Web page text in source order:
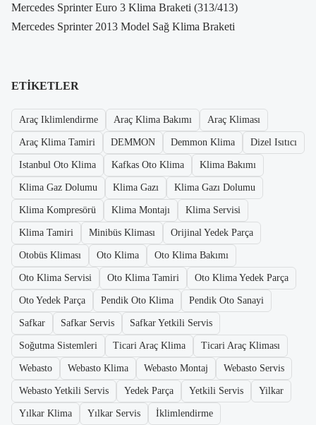
Mercedes Sprinter Euro 3 Klima Braketi (313/413)
Mercedes Sprinter 2013 Model Sağ Klima Braketi
ETIKETLER
Araç Iklimlendirme Araç Klima Bakımı Araç Kliması
Araç Klima Tamiri DEMMON Demmon Klima Dizel Isıtıcı
Istanbul Oto Klima Kafkas Oto Klima Klima Bakımı
Klima Gaz Dolumu Klima Gazı Klima Gazı Dolumu
Klima Kompresörü Klima Montajı Klima Servisi
Klima Tamiri Minibüs Kliması Orijinal Yedek Parça
Otobüs Kliması Oto Klima Oto Klima Bakımı
Oto Klima Servisi Oto Klima Tamiri Oto Klima Yedek Parça
Oto Yedek Parça Pendik Oto Klima Pendik Oto Sanayi
Safkar Safkar Servis Safkar Yetkili Servis
Soğutma Sistemleri Ticari Araç Klima Ticari Araç Kliması
Webasto Webasto Klima Webasto Montaj Webasto Servis
Webasto Yetkili Servis Yedek Parça Yetkili Servis Yilkar
Yılkar Klima Yılkar Servis İklimlendirme